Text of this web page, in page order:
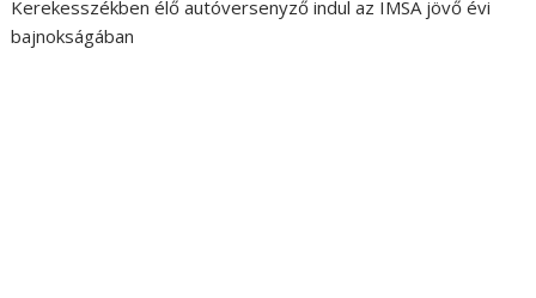
Kerekesszékben élő autóversenyző indul az IMSA jövő évi
bajnokságában